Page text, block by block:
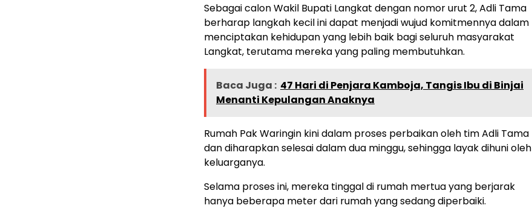
Sebagai calon Wakil Bupati Langkat dengan nomor urut 2, Adli Tama
berharap langkah kecil ini dapat menjadi wujud komitmennya dalam
menciptakan kehidupan yang lebih baik bagi seluruh masyarakat
Langkat, terutama mereka yang paling membutuhkan.
Baca Juga : 47 Hari di Penjara Kamboja, Tangis Ibu di Binjai
Menanti Kepulangan Anaknya
Rumah Pak Waringin kini dalam proses perbaikan oleh tim Adli Tama
dan diharapkan selesai dalam dua minggu, sehingga layak dihuni oleh
keluarganya.
Selama proses ini, mereka tinggal di rumah mertua yang berjarak
hanya beberapa meter dari rumah yang sedang diperbaiki.